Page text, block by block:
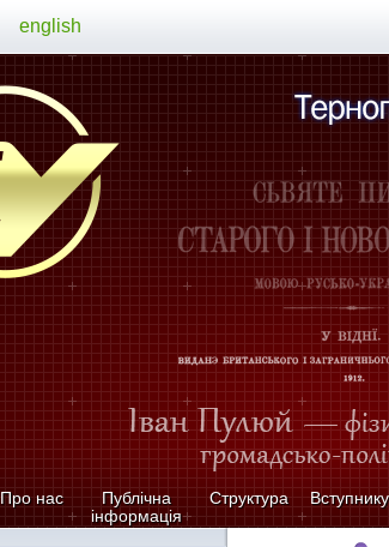
english
Про нас
Публічна
інформація
Структура Вступнику